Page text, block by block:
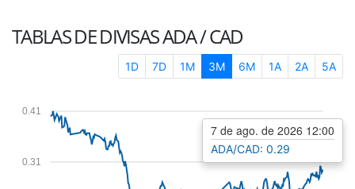
TABLAS DE DIVISASADA / CAD
1D 7D 1M 3M 6M 1A 2A 5A
0.31
0.41
7 de ago. de 2026 12:00
ADA/CAD: 0.29